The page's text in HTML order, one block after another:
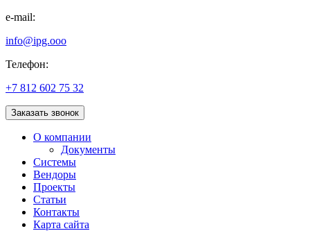
e-mail:
info@ipg.ooo
Телефон:
+7 812 602 75 32
Заказать звонок
О компании
Документы
Системы
Вендоры
Проекты
Статьи
Контакты
Карта сайта